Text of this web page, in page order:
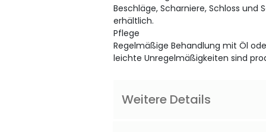
Beschläge, Scharniere, Schloss
erhältlich.
Pflege
Regelmäßige Behandlung mit Öl
leichte Unregelmäßigkeiten sind
Weitere Details